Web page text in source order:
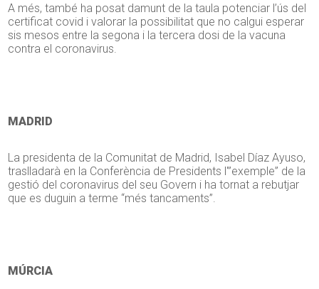
A més, també ha posat damunt de la taula potenciar l’ús del
certificat covid i valorar la possibilitat que no calgui esperar
sis mesos entre la segona i la tercera dosi de la vacuna
contra el coronavirus.
MADRID
La presidenta de la Comunitat de Madrid, Isabel Díaz Ayuso,
traslladarà en la Conferència de Presidents l'”exemple” de la
gestió del coronavirus del seu Govern i ha tornat a rebutjar
que es duguin a terme “més tancaments”.
MÚRCIA